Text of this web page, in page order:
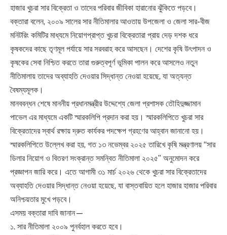
হাজার খুচরা সার বিক্রেতা ও তাদের পরিবার জীবিকা হারানোর ঝুঁকিতে পড়বে।
বক্তারা বলেন, ২০০৯ সালের সার নীতিমালার আওতায় উপজেলা ও জেলা সার-বীজ
মনিটরিং কমিটির মাধ্যমে নিয়োগপ্রাপ্ত খুচরা বিক্রেতারা প্রায় দেড় দশক ধরে
কৃষকদের কাছে তৃণমূল পর্যায়ে সার সরবরাহ করে আসছেন। দেশের কৃষি উৎপাদন ও
কৃষকের সেবা নিশ্চিত করতে তারা গুরুত্বপূর্ণ ভূমিকা পালন করে আসলেও নতুন
নীতিমালায় তাদের অব্যাহতি দেওয়ার সিদ্ধান্ত নেওয়া হয়েছে, যা অত্যন্ত
বৈষম্যমূলক।
মানববন্ধন শেষে মাননীয় প্রধানমন্ত্রীর উদ্দেশ্যে জেলা প্রশাসক তৌহিদুজ্জামান
পাভেল এর মাধ্যমে একটি স্মারকলিপি প্রদান করা হয়। স্মারকলিপিতে খুচরা সার
বিক্রেতাদের স্বার্থ রক্ষায় দ্রুত কার্যকর পদক্ষেপ গ্রহণের আহ্বান জানানো হয়।
স্মারকলিপিতে উল্লেখ করা হয়, গত ১৩ নভেম্বর ২০২৫ তারিখে কৃষি মন্ত্রণালয় “সার
ডিলার নিয়োগ ও বিতরণ সংক্রান্ত সমন্বিত নীতিমালা ২০২৫” অনুমোদন করে
প্রজ্ঞাপন জারি করে। এতে আগামী ৩১ মার্চ ২০২৬ থেকে খুচরা সার বিক্রেতাদের
অব্যাহতি দেওয়ার সিদ্ধান্ত নেওয়া হয়েছে, যা বাস্তবায়িত হলে হাজার হাজার পরিবার
অনিশ্চয়তার মুখে পড়বে।
এসময় বক্তারা দাবি জানান—
১. সার নীতিমালা ২০০৯ পুনর্বহাল করতে হবে।